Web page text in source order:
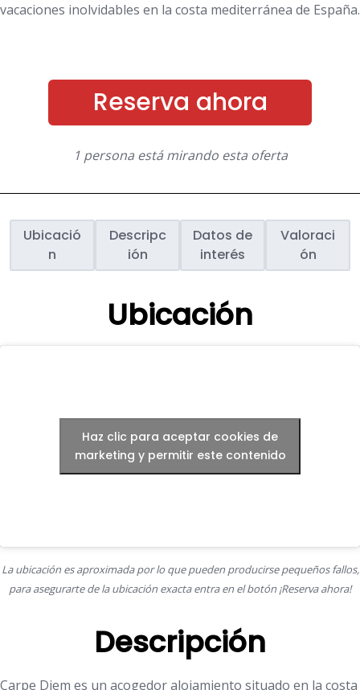
vacaciones inolvidables en la costa mediterránea de España.
Reserva ahora
1 persona está mirando esta oferta
Ubicació
n
Descripc
ión
Datos de
interés
Valoraci
ón
Ubicación
Haz clic para aceptar cookies de
marketing y permitir este contenido
La ubicación es aproximada por lo que pueden producirse pequeños fallos,
para asegurarte de la ubicación exacta entra en el botón ¡Reserva ahora!
Descripción
Carpe Diem es un acogedor alojamiento situado en la costa